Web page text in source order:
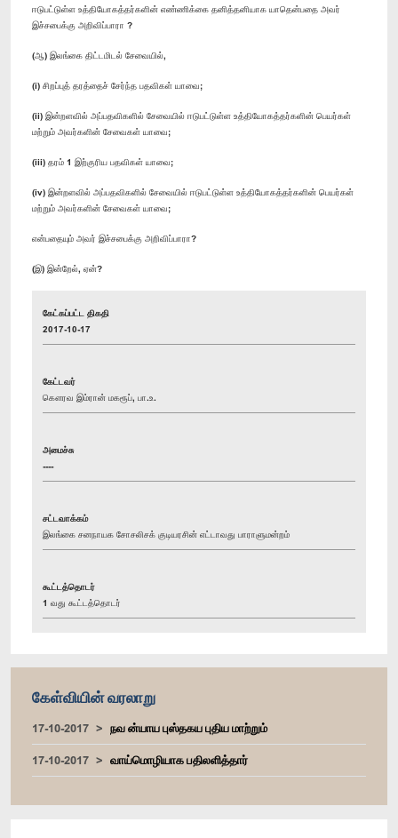
ஈடுபட்டுள்ள உத்தியோகத்தர்களின் எண்ணிக்கை தனித்தனியாக யாதென்பதை அவர்
இச்சபைக்கு அறிவிப்பாரா ?
(ஆ) இலங்கை திட்டமிடல் சேவையில்,
(i) சிறப்புத் தரத்தைச் சேர்ந்த பதவிகள் யாவை;
(ii) இன்றளவில் அப்பதவிகளில் சேவையில் ஈடுபட்டுள்ள உத்தியோகத்தர்களின் பெயர்கள்
மற்றும் அவர்களின் சேவைகள் யாவை;
(iii) தரம் 1 இற்குரிய பதவிகள் யாவை;
(iv) இன்றளவில் அப்பதவிகளில் சேவையில் ஈடுபட்டுள்ள உத்தியோகத்தர்களின் பெயர்கள்
மற்றும் அவர்களின் சேவைகள் யாவை;
என்பதையும் அவர் இச்சபைக்கு அறிவிப்பாரா?
(இ) இன்றேல், ஏன்?
கேட்கப்பட்ட திகதி
2017-10-17
கேட்டவர்
கௌரவ இம்ரான் மகரூப், பா.உ.
அமைச்சு
----
சட்டவாக்கம்
இலங்கை சனநாயக சோசலிசக் குடியரசின் எட்டாவது பாராளுமன்றம்
கூட்டத்தொடர்
1 வது கூட்டத்தொடர்
கேள்வியின் வரலாறு
17-10-2017
நவ ன்யாய புஸ்தகய புதிய மாற்றும்
17-10-2017
வாய்மொழியாக பதிலளித்தார்